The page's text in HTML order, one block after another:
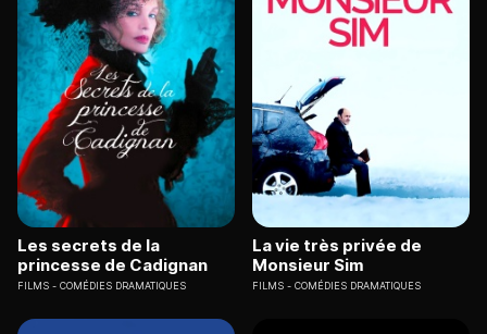
Les secrets de la
princesse de Cadignan
FILMS COMÉDIES DRAMATIQUES
La vie très privée de
Monsieur Sim
FILMS COMÉDIES DRAMATIQUES